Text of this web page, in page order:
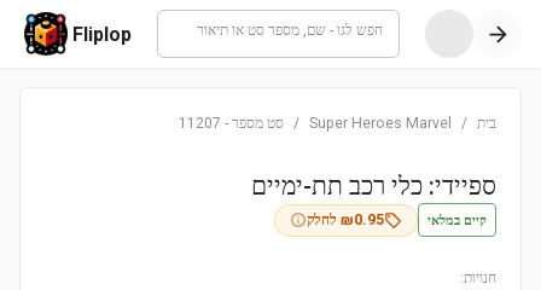
חפש לגו - שם, מספר סט או תיאור Fliplop
בית /
Super Heroes Marvel
/ סט מספר -
11207
ספיידי: כלי רכב תת-ימיים
קיים במלאי ₪0.95 לחלק
חנויות: